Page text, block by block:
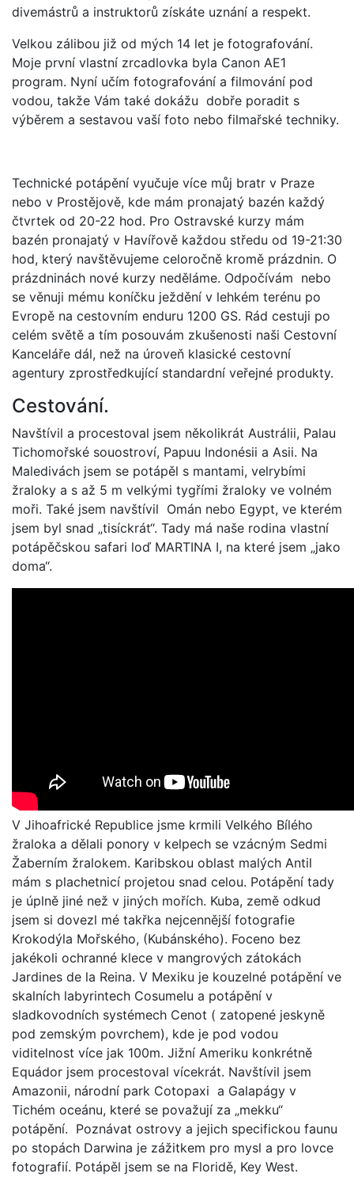
divemástrů a instruktorů získáte uznání a respekt.
Velkou zálibou již od mých 14 let je fotografování.
Moje první vlastní zrcadlovka byla Canon AE1
program. Nyní učím fotografování a filmování pod
vodou, takže Vám také dokážu dobře poradit s
výběrem a sestavou vaší foto nebo filmařské techniky.
Technické potápění vyučuje více můj bratr v Praze
nebo v Prostějově, kde mám pronajatý bazén každý
čtvrtek od 20-22 hod. Pro Ostravské kurzy mám
bazén pronajatý v Havířově každou středu od 19-21:30
hod, který navštěvujeme celoročně kromě prázdnin. O
prázdninách nové kurzy neděláme. Odpočívám nebo
se věnuji mému koníčku ježdění v lehkém terénu po
Evropě na cestovním enduru 1200 GS. Rád cestuji po
celém světě a tím posouvám zkušenosti naši Cestovní
Kanceláře dál, než na úroveň klasické cestovní
agentury zprostředkující standardní veřejné produkty.
Cestování.
Navštívil a procestoval jsem několikrát Austrálii, Palau
Tichomořské souostroví, Papuu Indonésii a Asii. Na
Maledivách jsem se potápěl s mantami, velrybími
žraloky a s až 5 m velkými tygřími žraloky ve volném
moři. Také jsem navštívil Omán nebo Egypt, ve kterém
jsem byl snad „tisíckrát“. Tady má naše rodina vlastní
potápěčskou safari loď MARTINA I, na které jsem „jako
doma“.
V Jihoafrické Republice jsme krmili Velkého Bílého
žraloka a dělali ponory v kelpech se vzácným Sedmi
Žaberním žralokem. Karibskou oblast malých Antil
mám s plachetnicí projetou snad celou. Potápění tady
je úplně jiné než v jiných mořích. Kuba, země odkud
jsem si dovezl mé takřka nejcennější fotografie
Krokodýla Mořského, (Kubánského). Foceno bez
jakékoli ochranné klece v mangrových zátokách
Jardines de la Reina. V Mexiku je kouzelné potápění ve
skalních labyrintech Cosumelu a potápění v
sladkovodních systémech Cenot ( zatopené jeskyně
pod zemským povrchem), kde je pod vodou
viditelnost více jak 100m. Jižní Ameriku konkrétně
Equádor jsem procestoval vícekrát. Navštívil jsem
Amazonii, národní park Cotopaxi a Galapágy v
Tichém oceánu, které se považují za „mekku“
potápění. Poznávat ostrovy a jejich specifickou faunu
po stopách Darwina je zážitkem pro mysl a pro lovce
fotografií. Potápěl jsem se na Floridě, Key West.